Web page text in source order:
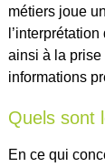
métiers joue
ainsi à la
informations
Quels sont
En ce qui